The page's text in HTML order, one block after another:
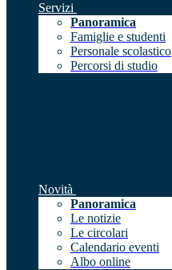
Servizi
Panoramica
Famiglie e studenti
Personale scolastico
Percorsi di studio
Novità
Panoramica
Le notizie
Le circolari
Calendario eventi
Albo online